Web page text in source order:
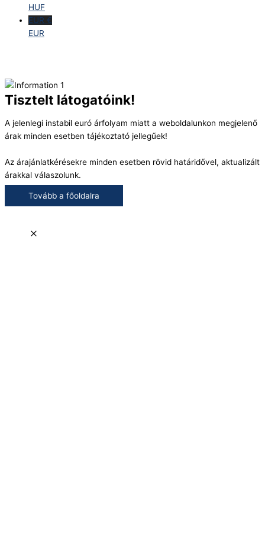
HUF
EUR €
EUR
Tisztelt látogatóink!
A jelenlegi instabil euró árfolyam miatt a weboldalunkon megjelenő
árak minden esetben tájékoztató jellegűek!
Az árajánlatkérésekre minden esetben rövid határidővel, aktualizált
árakkal válaszolunk.
Tovább a főoldalra